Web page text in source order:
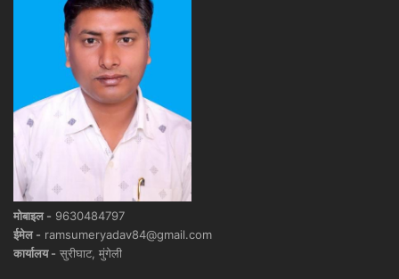
मोबाइल - 9630484797
ईमेल - ramsumeryadav84@gmail.com
कार्यालय - सुरीघाट, मुंगेली